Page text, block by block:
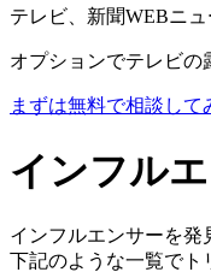
テレビ、新聞WEBニ
オプションでテレビの
まずは無料で相談して
インフル
インフルエンサーを発
下記のような一覧でト